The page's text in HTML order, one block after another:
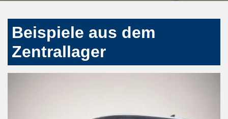
Beispiele aus dem
Zentrallager